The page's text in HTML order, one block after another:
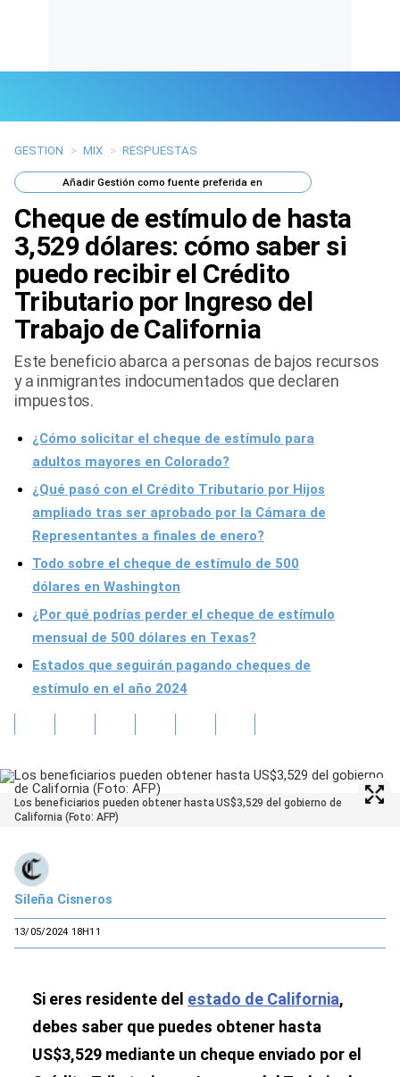
Últimas Noticias
Mi Bolsillo
Respuestas
Gente
Vida Laboral
Tendencias Mix
Sports
GESTION > MIX > RESPUESTAS
AñadirGestión como fuente preferida en
Cheque de estímulo de hasta
3,529 dólares: cómo saber si
puedo recibir el Crédito
Tributario por Ingreso del
Trabajo de California
Este beneficio abarca a personas de bajos recursos
y a inmigrantes indocumentados que declaren
impuestos.
¿Cómo solicitar el cheque de estímulo para
adultos mayores en Colorado?
¿Qué pasó con el Crédito Tributario por Hijos
ampliado tras ser aprobado por la Cámara de
Representantes a finales de enero?
Todo sobre el cheque de estímulo de 500
dólares en Washington
¿Por qué podrías perder el cheque de estímulo
mensual de 500 dólares en Texas?
Estados que seguirán pagando cheques de
estímulo en el año 2024
Los beneficiarios pueden obtener hasta US$3,529 del gobierno de
California (Foto: AFP)
Sileña Cisneros
13/05/2024 18H11
Si eres residente del estado de California,
debes saber que puedes obtener hasta
US$3,529 mediante un cheque enviado por el